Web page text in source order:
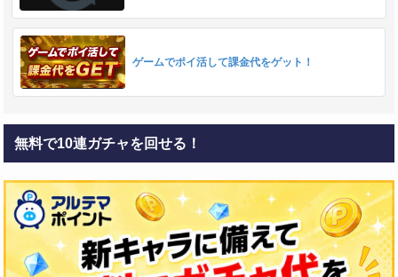
ゲームでポイ活して課金代をゲット！
無料で10連ガチャを回せる！